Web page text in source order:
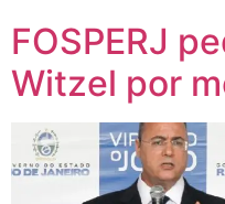
FOSPERJ
Witzel por